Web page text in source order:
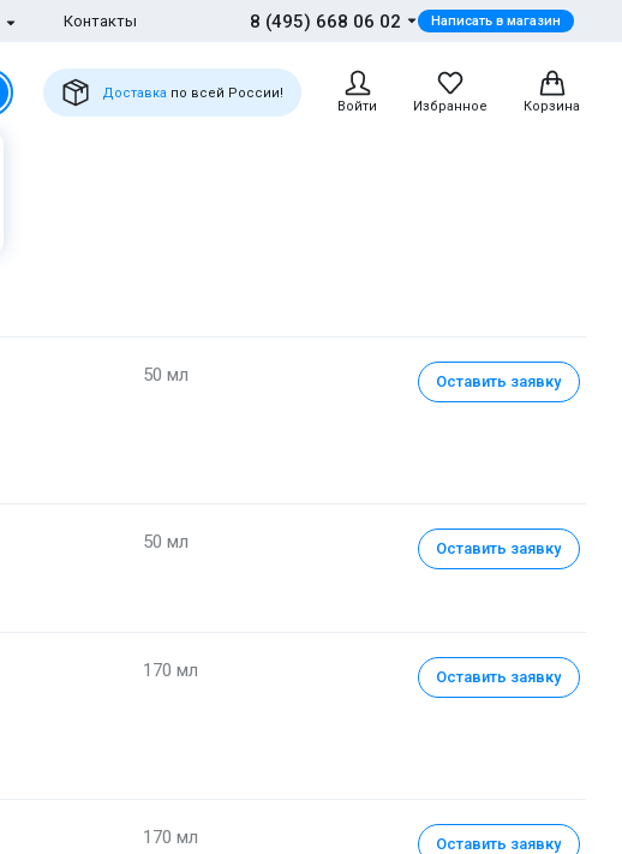
Контакты 8 (495) 668 06 02 Написать в магазин
Доставка по всей России!
Войти
Избранное Корзина
50 мл Оставить заявку
50 мл Оставить заявку
170 мл Оставить заявку
170 мл Оставить заявку